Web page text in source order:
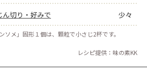
ん切り・好みで 少々
ソメ」固形１個は、顆粒で小さじ2杯です。
レシピ提供：味の素KK